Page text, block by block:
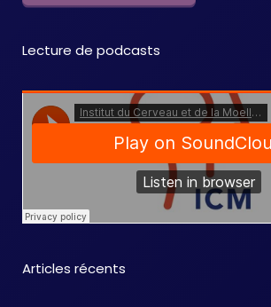
Lecture de podcasts
Articles récents